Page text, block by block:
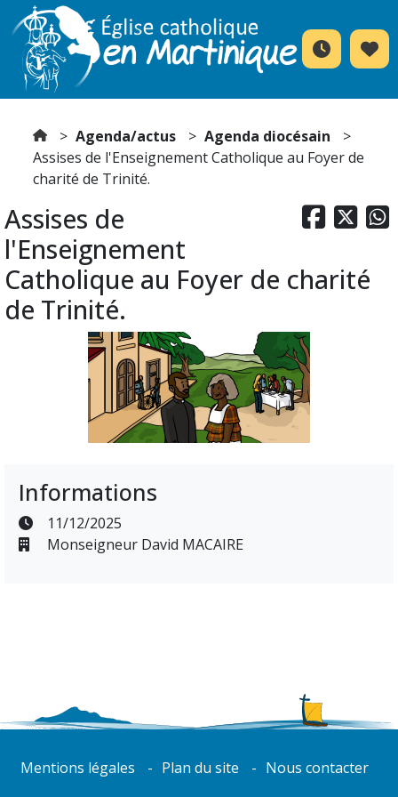
Agenda/actus
Agenda diocésain
Assises de l'Enseignement Catholique au Foyer de
charité de Trinité.
  
Assises de
l'Enseignement
Catholique au Foyer de charité
de Trinité.
Informations
11/12/2025
Monseigneur David MACAIRE
Mentions légales Plan du site Nous contacter